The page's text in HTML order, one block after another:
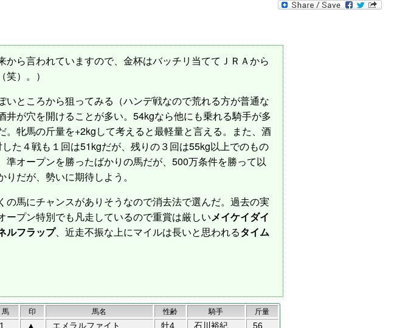
ら言われていますので、金杯はバッチリ当ててＪＲＡから
）。）
ところから狙ってみる（ハンデ戦なので荒れる方が普通な
井が穴を開けることが多い。54kgなら他にも乗れる騎手が多
牝馬の斤量を+2kgして考えると最軽量と言える。また、酒
た４戦も１回は51kgだが、残りの３回は55kg以上でのもの
オープンを勝ったばかりの馬だが、500万条件を勝って以
だが、勢いに期待しよう。
馬にチャンスがありそうなので消去法で選んだ。過去の実
ープン特別でも凡走しているので重賞は厳しいメイケイダイ
ルフラップ、近走不振な上にマイルは長いと思われるタイム
馬 印 馬名 性齢 騎手
斤量
1 ▲ エメラルファイト 牡4 石川裕紀
56